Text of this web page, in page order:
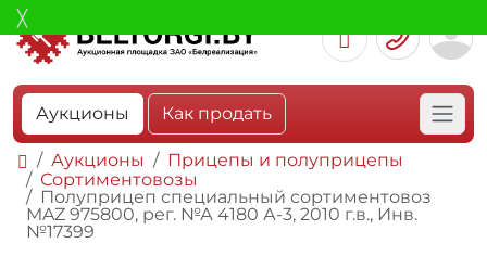
Аукционы Как продать
Аукционы
Прицепы и полуприцепы
Сортиментовозы
Полуприцеп специальный сортиментовоз
MAZ 975800, рег. №А 4180 А-3, 2010 г.в., Инв.
№17399